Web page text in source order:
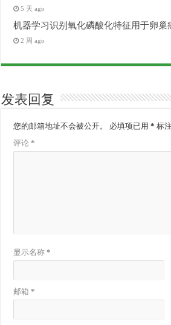
5 天 ago
机器学习识别氧化磷酸化特征用于卵巢
2 周 ago
发表回复
您的邮箱地址不会被公开。 必填项已用* 标注
评论*
显示名称*
邮箱*